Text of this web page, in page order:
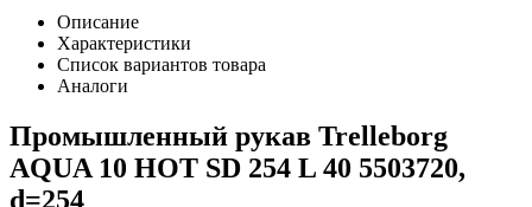
Описание
Характеристики
Список вариантов товара
Аналоги
Промышленный рукав Trelleborg
AQUA 10 HOT SD 254 L 40 5503720,
d=254